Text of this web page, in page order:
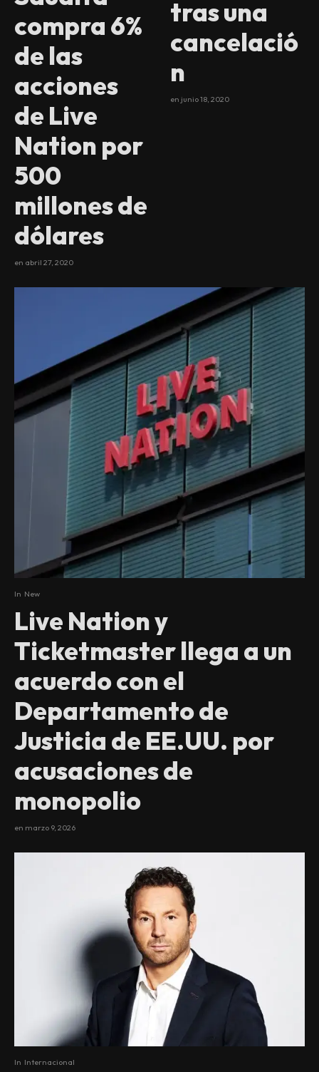
compra 6%
de las
acciones
de Live
Nation por
500
millones de
dólares
en abril 27, 2020
tras una
cancelació
n
en junio 18, 2020
In New
Live Nation y
Ticketmaster llega a un
acuerdo con el
Departamento de
Justicia de EE.UU. por
acusaciones de
monopolio
en marzo 9, 2026
In Internacional